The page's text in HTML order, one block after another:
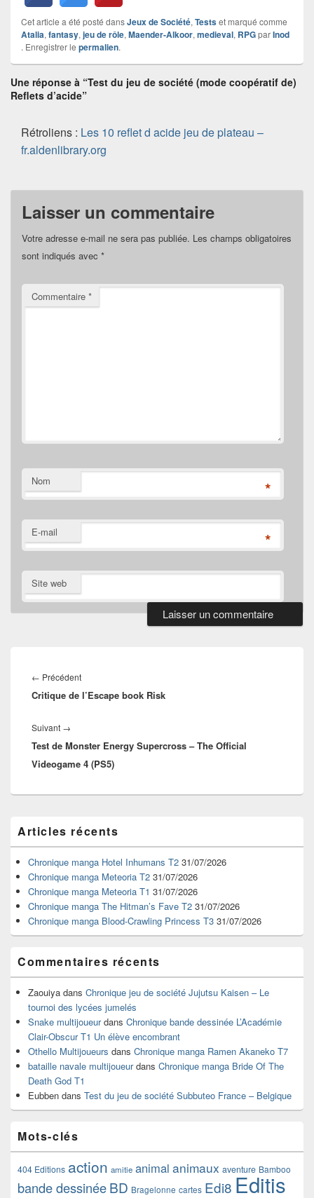
Cet article a été posté dansJeux de Société, Testset marqué comme
Atalia, fantasy, jeu de rôle, Maender-Alkoor, medieval, RPGparInod
. Enregistrer le permalien.
Une réponse à “Test du jeu de société (mode coopératif de)
Reflets d’acide”
Rétroliens : Les 10 reflet d acide jeu de plateau –
fr.aldenlibrary.org
Laisser un commentaire
Votre adresse e-mail ne sera pas publiée. Les champs obligatoires
sont indiqués avec *
Commentaire *
Nom *
E-mail *
Site web
de
l’article
← PrécédentArticle
précédent :
Critique de l’Escape book Risk
Suivant →
suivant :
Test de Monster Energy Supercross – The Official
Videogame 4 (PS5)
principale
de
widget
pour
barre
latérale
Articles récents
Chronique manga Hotel Inhumans T2 31/07/2026
Chronique manga Meteoria T2 31/07/2026
Chronique manga Meteoria T1 31/07/2026
Chronique manga The Hitman’s Fave T2 31/07/2026
Chronique manga Blood-Crawling Princess T3 31/07/2026
Commentaires récents
Zaouiya dans Chronique jeu de société Jujutsu Kaisen – Le
tournoi des lycées jumelés
Snake multijoueurdans Chronique bande dessinée L’Académie
Clair-Obscur T1 Un élève encombrant
Othello Multijoueurs dans Chronique manga Ramen Akaneko T7
bataille navale multijoueurdans Chronique manga Bride Of The
Death God T1
Eubben dans Test du jeu de société Subbuteo France – Belgique
Mots-clés
404 Editions action amitie animal animaux aventure Bamboo
bande dessinéeBD Bragelonne cartes Edi8 Editis